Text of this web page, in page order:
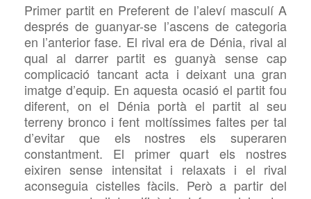
Primer partit en Preferent de l’aleví masculí A
després de guanyar-se l’ascens de categoria
en l’anterior fase. El rival era de Dénia, rival al
qual al darrer partit es guanyà sense cap
complicació tancant acta i deixant una gran
imatge d’equip. En aquesta ocasió el partit fou
diferent, on el Dénia portà el partit al seu
terreny bronco i fent moltíssimes faltes per tal
d’evitar que els nostres els superaren
constantment. El primer quart els nostres
eixiren sense intensitat i relaxats i el rival
aconseguia cistelles fàcils. Però a partir del